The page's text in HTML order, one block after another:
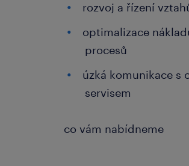
rozvoj a řízení
optimalizace
procesů
úzká komunikace s
servisem
co vám nabídneme